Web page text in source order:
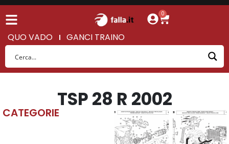
0
QUO VADO GANCI TRAINO
TSP 28 R 2002
CATEGORIE